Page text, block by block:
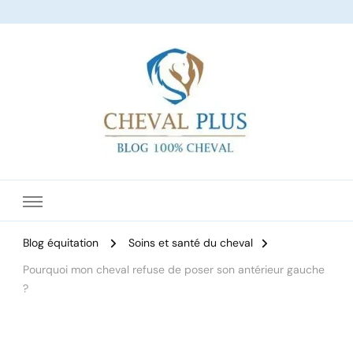
Blog équitation
Soins et santé du cheval
Pourquoi mon cheval refuse de poser son antérieur gauche
?